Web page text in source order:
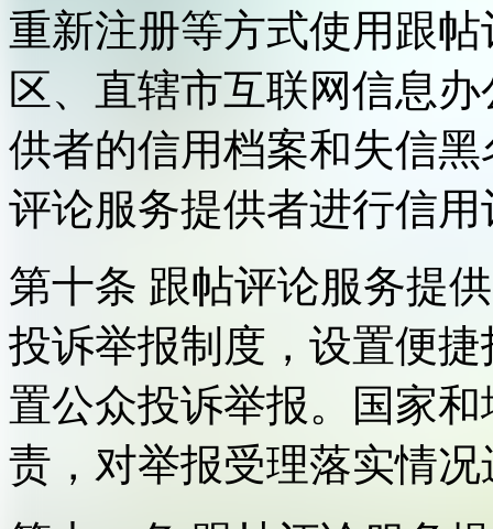
重新注册等方式使用跟
区、直辖市互联网信息
供者的信用档案和失信
评论服务提供者进行信用
第十条 跟帖评论服务提
投诉举报制度，设置便
置公众投诉举报。国家
责，对举报受理落实情